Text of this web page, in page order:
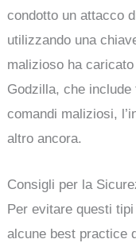
condotto un attacco
utilizzando una
malizioso ha
Godzilla, che include
comandi maliziosi,
altro ancora.
Consigli per la
Per evitare questi
alcune best practice